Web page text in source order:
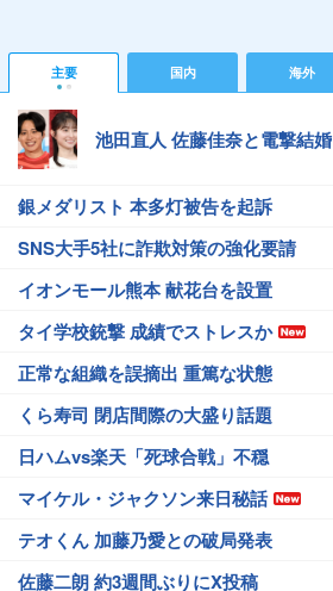
主要 国内 海外
池田直人 佐藤佳奈と電撃結婚
銀メダリスト 本多灯被告を起訴
SNS大手5社に詐欺対策の強化要請
イオンモール熊本 献花台を設置
タイ学校銃撃 成績でストレスか
正常な組織を誤摘出 重篤な状態
くら寿司 閉店間際の大盛り話題
日ハムvs楽天「死球合戦」不穏
マイケル・ジャクソン来日秘話
テオくん 加藤乃愛との破局発表
佐藤二朗 約3週間ぶりにX投稿